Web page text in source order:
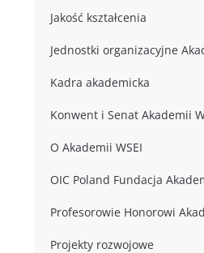
Jakość kształcenia
Jednostki organizacyjne
Kadra akademicka
Konwent i Senat Akademii
O Akademii WSEI
OIC Poland Fundacja
Profesorowie Honorowi
Projekty rozwojowe